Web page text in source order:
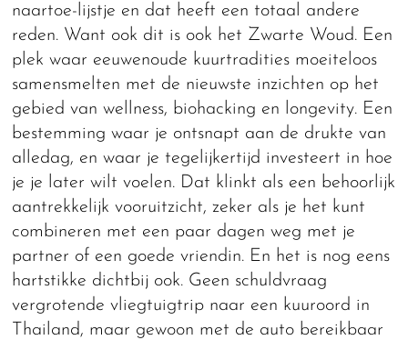
naartoe-lijstje en dat heeft een totaal andere
reden. Want ook dit is ook het Zwarte Woud. Een
plek waar eeuwenoude kuurtradities moeiteloos
samensmelten met de nieuwste inzichten op het
gebied van wellness, biohacking en longevity. Een
bestemming waar je ontsnapt aan de drukte van
alledag, en waar je tegelijkertijd investeert in hoe
je je later wilt voelen. Dat klinkt als een behoorlijk
aantrekkelijk vooruitzicht, zeker als je het kunt
combineren met een paar dagen weg met je
partner of een goede vriendin. En het is nog eens
hartstikke dichtbij ook. Geen schuldvraag
vergrotende vliegtuigtrip naar een kuuroord in
Thailand, maar gewoon met de auto bereikbaar